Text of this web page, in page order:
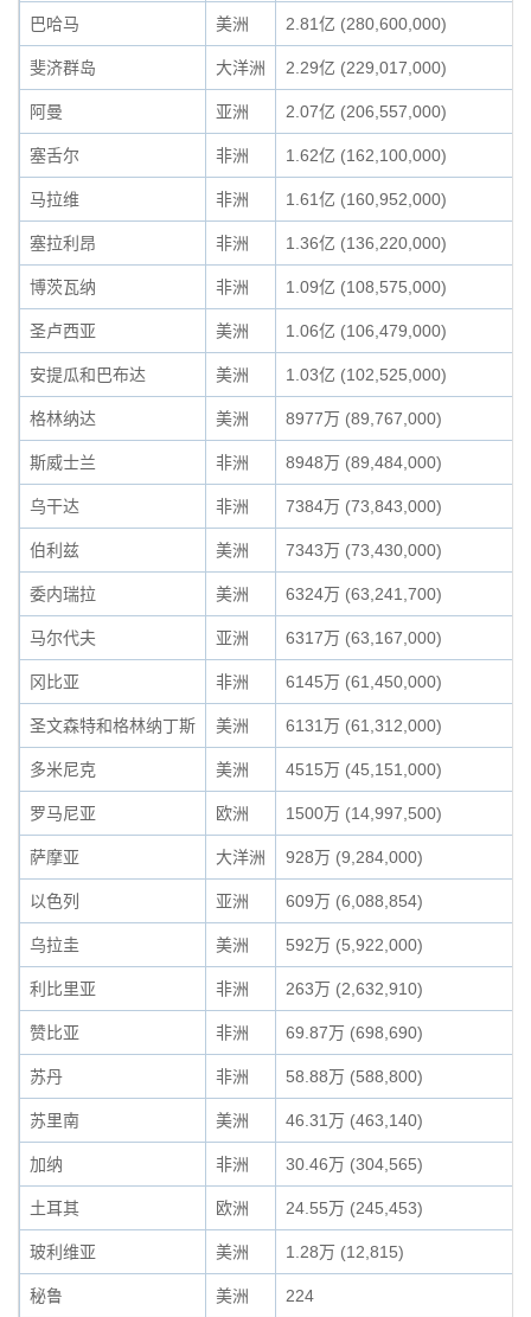
巴哈马 美洲 2.81亿 (280,600,000)
斐济群岛 大洋洲 2.29亿 (229,017,000)
阿曼 亚洲 2.07亿 (206,557,000)
塞舌尔 非洲 1.62亿 (162,100,000)
马拉维 非洲 1.61亿 (160,952,000)
塞拉利昂 非洲 1.36亿 (136,220,000)
博茨瓦纳 非洲 1.09亿 (108,575,000)
圣卢西亚 美洲 1.06亿 (106,479,000)
安提瓜和巴布达 美洲 1.03亿 (102,525,000)
格林纳达 美洲 8977万 (89,767,000)
斯威士兰 非洲 8948万 (89,484,000)
乌干达 非洲 7384万 (73,843,000)
伯利兹 美洲 7343万 (73,430,000)
委内瑞拉 美洲 6324万 (63,241,700)
马尔代夫 亚洲 6317万 (63,167,000)
冈比亚 非洲 6145万 (61,450,000)
圣文森特和格林纳丁斯 美洲 6131万 (61,312,000)
多米尼克 美洲 4515万 (45,151,000)
罗马尼亚 欧洲 1500万 (14,997,500)
萨摩亚 大洋洲 928万 (9,284,000)
以色列 亚洲 609万 (6,088,854)
乌拉圭 美洲 592万 (5,922,000)
利比里亚 非洲 263万 (2,632,910)
赞比亚 非洲 69.87万 (698,690)
苏丹 非洲 58.88万 (588,800)
苏里南 美洲 46.31万 (463,140)
加纳 非洲 30.46万 (304,565)
土耳其 欧洲 24.55万 (245,453)
玻利维亚 美洲 1.28万 (12,815)
秘鲁 美洲 224